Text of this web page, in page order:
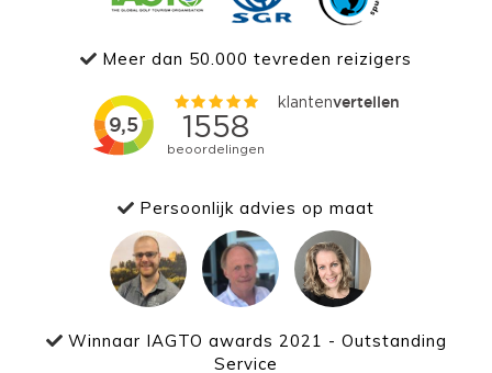
Meer dan 50.000 tevreden reizigers
Persoonlijk advies op maat
Winnaar IAGTO awards 2021 - Outstanding
Service